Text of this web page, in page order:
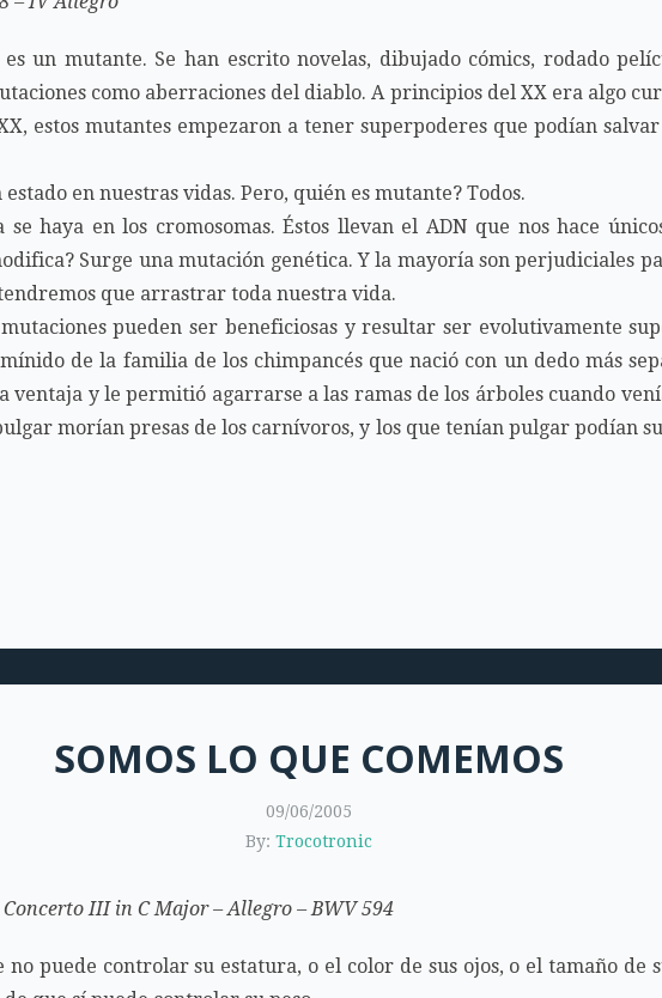
un mutante. Se han escrito novelas, dibujado cómics, rodado
como aberraciones del diablo. A principios del XX era algo
estos mutantes empezaron a tener superpoderes que podían
en nuestras vidas. Pero, quién es mutante? Todos.
haya en los cromosomas. Éstos llevan el ADN que nos hace
Surge una mutación genética. Y la mayoría son perjudiciales
que arrastrar toda nuestra vida.
pueden ser beneficiosas y resultar ser evolutivamente
de la familia de los chimpancés que nació con un dedo más
ventaja y le permitió agarrarse a las ramas de los árboles cuando
morían presas de los carnívoros, y los que tenían pulgar podían
SOMOS LO QUE COMEMOS
09/06/2005
By: Trocotronic
III in C Major – Allegro – BWV 594
puede controlar su estatura, o el color de sus ojos, o el tamaño de